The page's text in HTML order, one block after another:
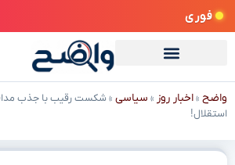
فوری
واضح »اخبار روز » سیاسی »شکست رقیب با جذب
استقلال!